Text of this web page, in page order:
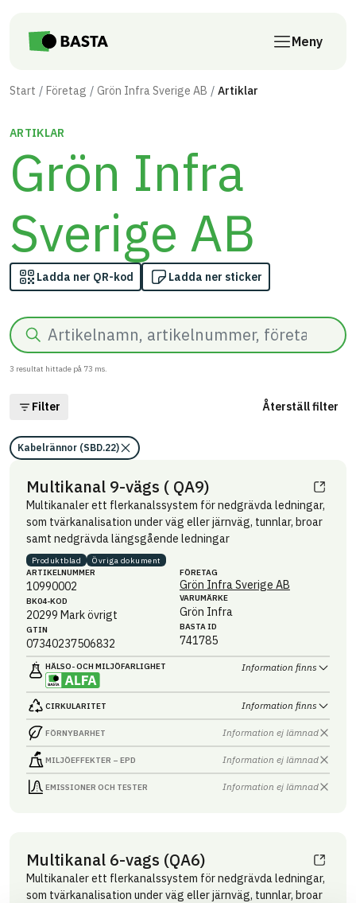
Meny
Start Företag Grön Infra Sverige AB Artiklar
ARTIKLAR
Grön Infra
Sverige AB
Ladda ner QR-kod Ladda ner sticker
Sök
3 resultat hittade på 73 ms.
Filter Återställ filter
Kabelrännor (SBD.22)
Multikanal 9-vägs ( QA9)
Multikanaler ett flerkanalssystem för nedgrävda ledningar,
som tvärkanalisation under väg eller järnväg, tunnlar, broar
samt nedgrävda längsgående ledningar
Produktblad
Övriga dokument
ARTIKEL­NUMMER
10990002
BK04-KOD
20299 Mark övrigt
GTIN
07340237506832
FÖRETAG
Grön Infra Sverige AB
VARUMÄRKE
Grön Infra
BASTA ID
741785
HÄLSO- OCH MILJÖ­FARLIGHET Information finns
CIRKULARITET Information finns
FÖRNYBARHET Information ej lämnad
MILJÖEFFEKTER – EPD Information ej lämnad
EMISSIONER OCH TESTER Information ej lämnad
Multikanal 6-vags (QA6)
Multikanaler ett flerkanalssystem för nedgrävda ledningar,
som tvärkanalisation under väg eller järnväg, tunnlar, broar